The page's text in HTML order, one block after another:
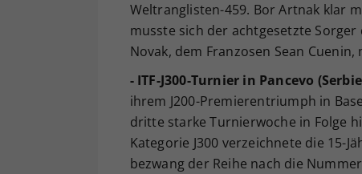
Weltranglisten-459. Bor Artnak klar
musste sich der achtgesetzte
Novak, dem Franzosen Sean
- ITF-J300-Turnier in Pancevo
ihrem J200-Premierentriumph in
dritte starke Turnierwoche in Folge
Kategorie J300 verzeichnete die 15-
bezwang der Reihe nach die